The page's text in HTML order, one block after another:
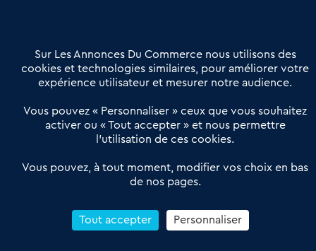
Offres Pro
Actualités
Qui sommes nous ?
Derniers articles
Réseau 3C : un partenaire national dédié aux transactions
Petitscommerces : Un partenariat au service du commerce de
proximité et des territoires
Reprendre un Restaurant Rapide
Sur Les Annonces Du Commerce nous utilisons des
cookies et technologies similaires, pour améliorer votre
expérience utilisateur et mesurer notre audience.
Vous pouvez « Personnaliser » ceux que vous souhaitez
activer ou « Tout accepter » et nous permettre
l’utilisation de ces cookies.
Vous pouvez, à tout moment, modifier vos choix en bas
de nos pages.
Tout accepter Personnaliser